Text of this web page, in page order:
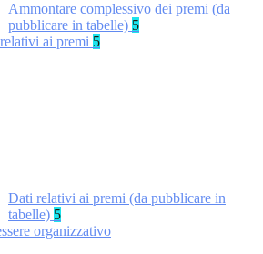
Ammontare complessivo dei premi (da
pubblicare in tabelle) 5
ai premi 5
Dati relativi ai premi (da pubblicare in
tabelle) 5
organizzativo